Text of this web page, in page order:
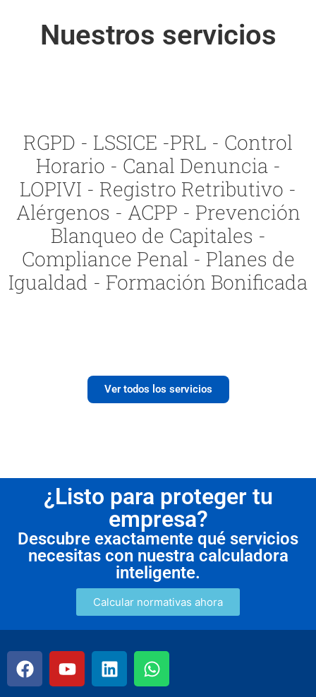
Nuestros servicios
RGPD - LSSICE -PRL - Control
Horario - Canal Denuncia -
LOPIVI - Registro Retributivo -
Alérgenos - ACPP - Prevención
Blanqueo de Capitales -
Compliance Penal - Planes de
Igualdad - Formación Bonificada
Ver todos los servicios
¿Listo para proteger tu
empresa?
Descubre exactamente qué servicios
necesitas con nuestra calculadora
inteligente.
Calcular normativas ahora